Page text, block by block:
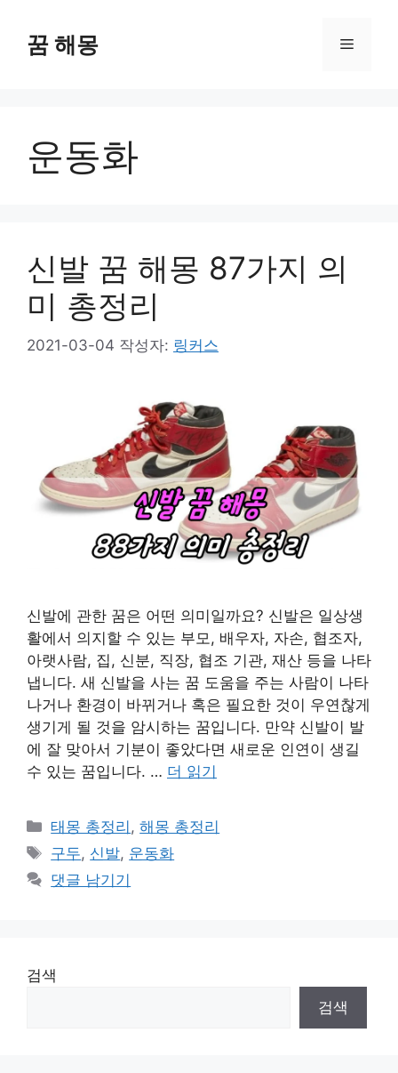
꿈 해몽 메
운동화
신발 꿈 해몽 87가지 의
미 총정리
2021-03-04 작성자: 링커스
신발에 관한 꿈은 어떤 의미일까요? 신발은 일상생
활에서 의지할 수 있는 부모, 배우자, 자손, 협조자,
아랫사람, 집, 신분, 직장, 협조 기관, 재산 등을 나타
냅니다. 새 신발을 사는 꿈 도움을 주는 사람이 나타
나거나 환경이 바뀌거나 혹은 필요한 것이 우연찮게
생기게 될 것을 암시하는 꿈입니다. 만약 신발이 발
에 잘 맞아서 기분이 좋았다면 새로운 인연이 생길
수 있는 꿈입니다. … 더 읽기
카
테
리
태몽 총정리 ,해몽 총정리
태
그
구두, 신발, 운동화
댓글 남기기
검색
검색